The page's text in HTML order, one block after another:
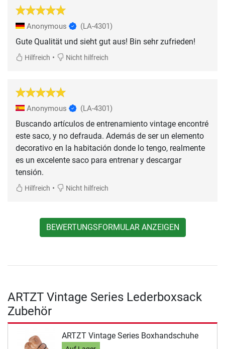
Anonymous (LA-4301)
Gute Qualität und sieht gut aus! Bin sehr zufrieden!
Hilfreich • Nicht hilfreich
Anonymous (LA-4301)
Buscando artículos de entrenamiento vintage encontré
este saco, y no defrauda. Además de ser un elemento
decorativo en la habitación donde lo tengo, realmente
es un excelente saco para entrenar y descargar
tensión.
Hilfreich • Nicht hilfreich
BEWERTUNGSFORMULAR ANZEIGEN
ARTZT Vintage Series Lederboxsack
Zubehör
ARTZT Vintage Series Boxhandschuhe